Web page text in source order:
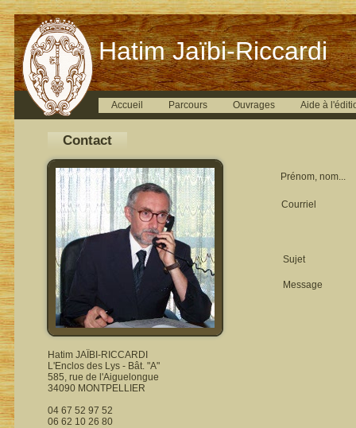
Hatim Jaïbi-Riccardi
Accueil Parcours Ouvrages Aide à
Contact
Hatim JAÏBI-RICCARDI
L'Enclos des Lys - Bât. "A"
585, rue de l'Aiguelongue
34090 MONTPELLIER
04 67 52 97 52
06 62 10 26 80
Prénom, nom...
Courriel
Sujet
Message